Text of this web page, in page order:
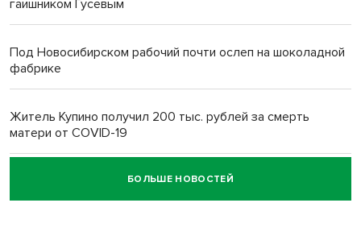
гаишником Гусевым
Под Новосибирском рабочий почти ослеп на шоколадной
фабрике
Житель Купино получил 200 тыс. рублей за смерть
матери от COVID-19
Новосибирский суд наказал водителя за смерть
пенсионерки на вокзале
БОЛЬШЕ НОВОСТЕЙ